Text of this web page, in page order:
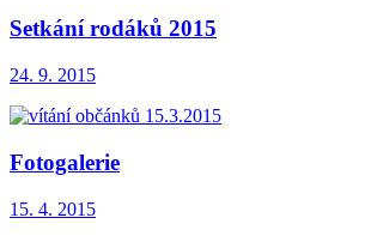
Setkání rodáků 2015
24. 9. 2015
Fotogalerie
15. 4. 2015